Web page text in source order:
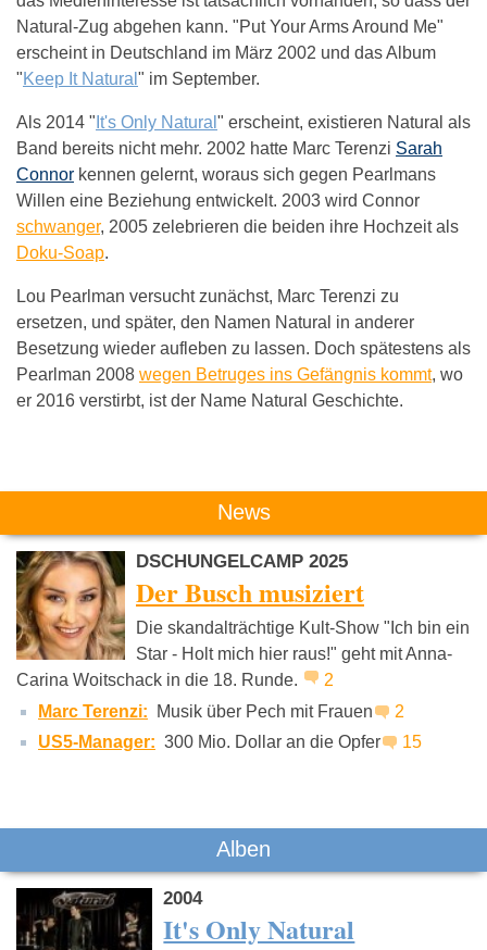
Natural-Zug abgehen kann. "Put Your Arms Around Me"
erscheint in Deutschland im März 2002 und das Album
"Keep It Natural " im September.
Als 2014 " It's Only Natural " erscheint, existieren Natural als
Band bereits nicht mehr. 2002 hatte Marc Terenzi Sarah
Connor kennen gelernt, woraus sich gegen Pearlmans
Willen eine Beziehung entwickelt. 2003 wird Connor
schwanger, 2005 zelebrieren die beiden ihre Hochzeit als
Doku-Soap.
Lou Pearlman versucht zunächst, Marc Terenzi zu
ersetzen, und später, den Namen Natural in anderer
Besetzung wieder aufleben zu lassen. Doch spätestens als
Pearlman 2008 wegen Betruges ins Gefängnis kommt, wo
er 2016 verstirbt, ist der Name Natural Geschichte.
Das könnte Dich auch interessieren:
Pink B3
News
DSCHUNGELCAMP 2025
Der Busch musiziert
Die skandalträchtige Kult-Show "Ich bin ein
Star - Holt mich hier raus!" geht mit Anna-
Carina Woitschack in die 18. Runde.
2
Marc Terenzi:
Musik über Pech mit Frauen
2
US5-Manager: 300 Mio. Dollar an die Opfer 15
Alben
2004
It's Only Natural